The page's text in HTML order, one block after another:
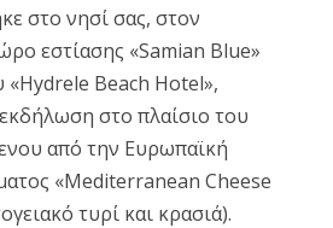
στο νησί σας, στον
εστίασης «Samian Blue»
«Hydrele Beach Hotel»,
στο πλαίσιο του
από την Ευρωπαϊκή
«Mediterranean Cheese
τυρί και κρασιά).